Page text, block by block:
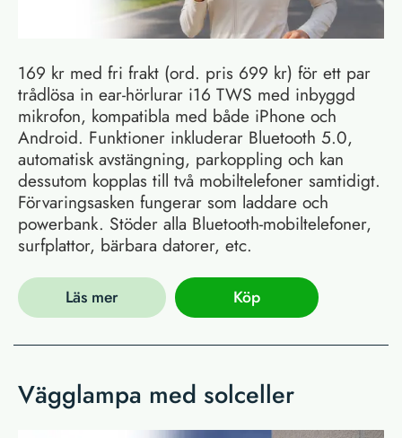
169 kr med fri frakt (ord. pris 699 kr) för ett par
trådlösa in ear-hörlurar i16 TWS med inbyggd
mikrofon, kompatibla med både iPhone och
Android. Funktioner inkluderar Bluetooth 5.0,
automatisk avstängning, parkoppling och kan
dessutom kopplas till två mobiltelefoner samtidigt.
Förvaringsasken fungerar som laddare och
powerbank. Stöder alla Bluetooth-mobiltelefoner,
surfplattor, bärbara datorer, etc.
Läs mer Köp
Vägglampa med solceller